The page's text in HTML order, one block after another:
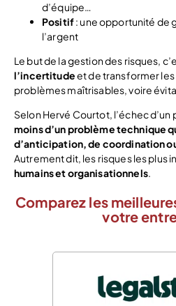
d’équipe…
Positif: une opportunité de
l’argent
Le but de la gestion des risques,
l’incertitudeet de transformer
problèmes maîtrisables, voire
Selon Hervé Courtot, l’échec
moins d’un problème technique
d’anticipation, de coordination
Autrement dit, les risques les plus
humains et organisationnels.
Comparez les
votre